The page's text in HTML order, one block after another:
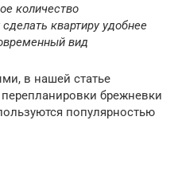
количество
квартиру удобнее
вид
в нашей статье
брежневки
популярностью